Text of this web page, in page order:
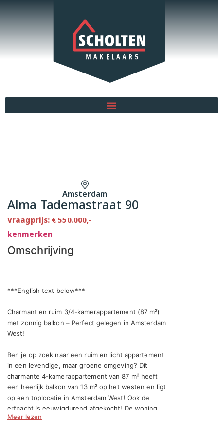
Amsterdam
Alma Tademastraat 90
Vraagprijs: € 550.000,-
kenmerken
Omschrijving
***English text below***
Charmant en ruim 3/4-kamerappartement (87 m²)
met zonnig balkon – Perfect gelegen in Amsterdam
West!
Ben je op zoek naar een ruim en licht appartement
in een levendige, maar groene omgeving? Dit
charmante 4-kamerappartement van 87 m² heeft
een heerlijk balkon van 13 m² op het westen en ligt
op een toplocatie in Amsterdam West! Ook de
erfpacht is eeuwigdurend afgekocht! De woning
heeft een eigen parkeerplaats en riante berging.
Meer lezen